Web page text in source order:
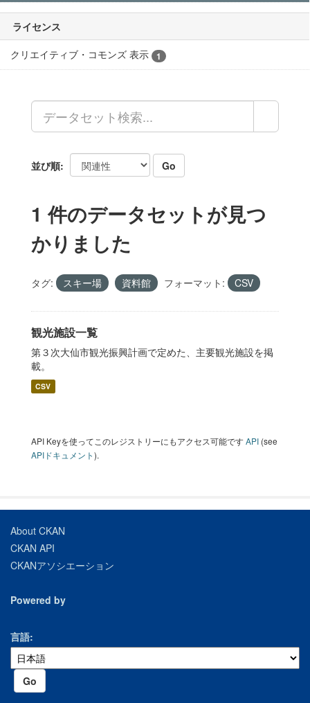
ライセンス
クリエイティブ・コモンズ 表示
1
並び順 Go
1 件のデータセットが見つ
かりました
タグ: スキー場 資料館
フォーマット:
観光施設一覧
第３次大仙市観光振興計画で定めた、主要観光施設を掲
載。
API Keyを使ってこのレジストリーにもアクセス可能です
About CKAN
CKAN API
言語